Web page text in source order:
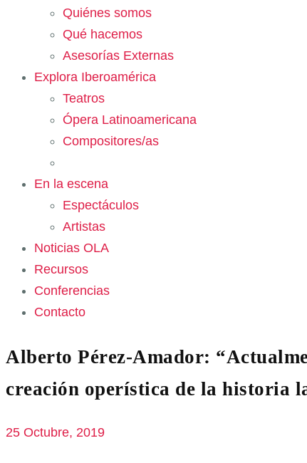
Quiénes somos
Qué hacemos
Asesorías Externas
Explora Iberoamérica
Teatros
Ópera Latinoamericana
Compositores/as
En la escena
Espectáculos
Artistas
Noticias OLA
Recursos
Conferencias
Contacto
Alberto Pérez-Amador:
creación operística de la historia
25 Octubre, 2019